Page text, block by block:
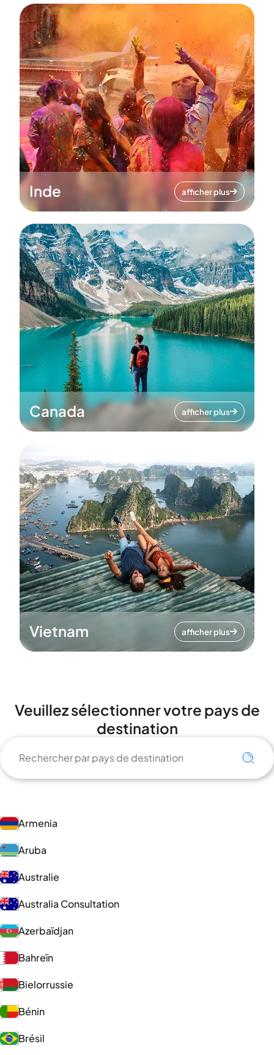
Inde afficher plus
Canada afficher plus
Vietnam afficher plus
Veuillez sélectionner votre pays de
destination
Armenia
Aruba
Australie
Australia Consultation
Azerbaïdjan
Bahreïn
Bielorrussie
Bénin
Brésil